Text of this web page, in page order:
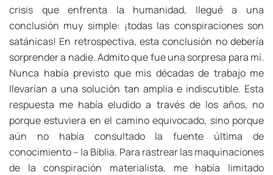
crisis que enfrenta la humanidad, llegué a una
conclusión muy simple: ¡todas las conspiraciones son
satánicas! En retrospectiva, esta conclusión no debería
sorprender a nadie. Admito que fue una sorpresa para mí.
Nunca había previsto que mis décadas de trabajo me
llevarían a una solución tan amplia e indiscutible. Esta
respuesta me había eludido a través de los años, no
porque estuviera en el camino equivocado, sino porque
aún no había consultado la fuente última de
conocimiento – la Biblia. Para rastrear las maquinaciones
de la conspiración materialista, me había limitado